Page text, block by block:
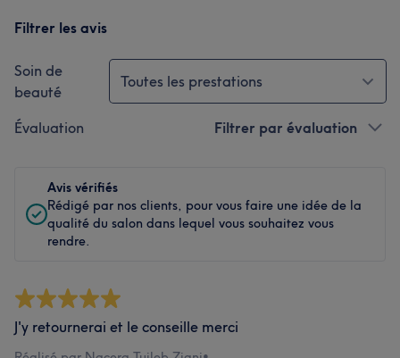
Filtrer les avis
Soin de
beauté
Toutes les prestations
Évaluation Filtrer par évaluation
Avis vérifiés
Rédigé par nos clients, pour vous faire une idée de la
qualité du salon dans lequel vous souhaitez vous
rendre.
J'y retournerai et le conseille merci